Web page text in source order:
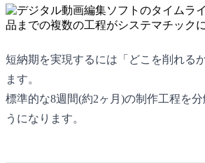
短納期を実現するには「どこを削れる
ます。
標準的な8週間(約2ヶ月)の制作工程を
うになります。